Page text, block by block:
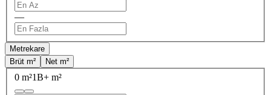
—
Metrekare
Brüt m²
Net m²
0 m²1B+ m²